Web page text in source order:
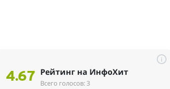
4.67 Рейтинг на ИнфоХит
Всего голосов: 3
i